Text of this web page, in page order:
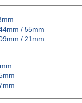
/ 55mm
/ 21mm